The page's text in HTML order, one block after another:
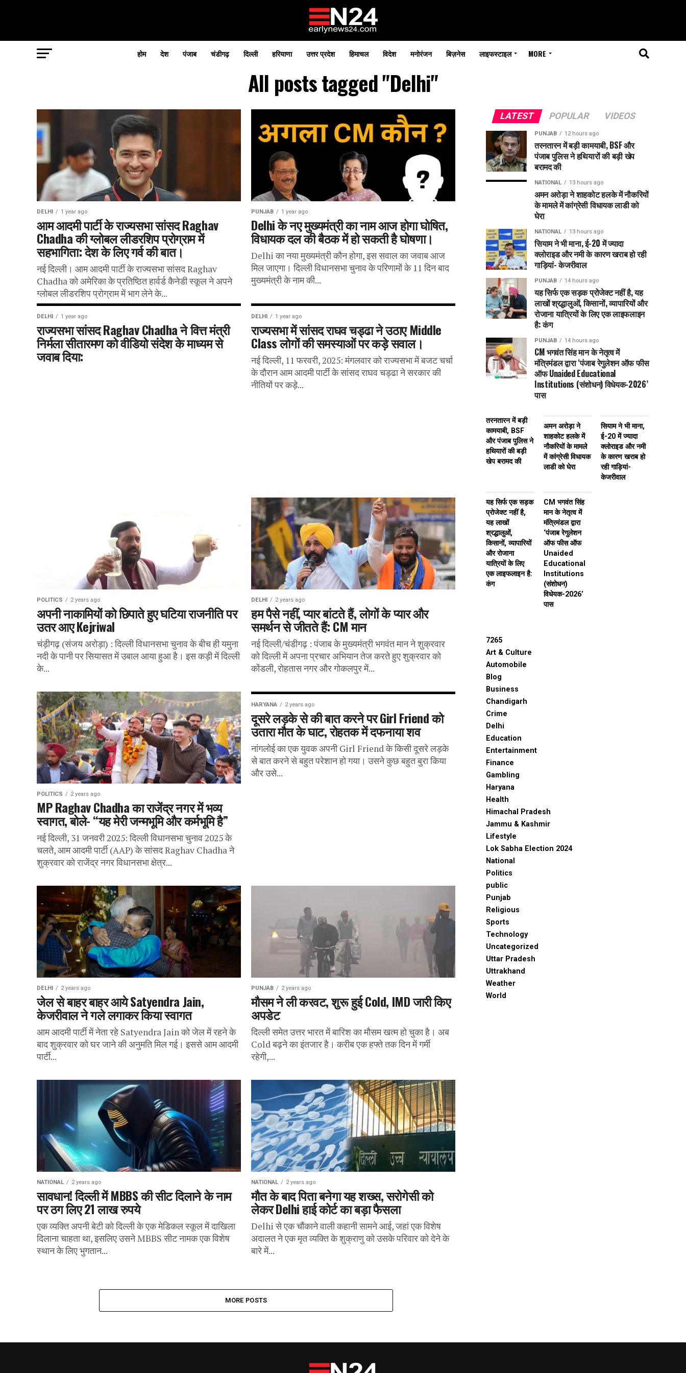
होम देश पंजाब चंडीगढ़ दिल्ली हरियाणा उत्तर प्रदेश हिमाचल विदेश मनोरंजन बिज़नेस लाइफस्टाइल MORE
All posts tagged "Delhi"
DELHI 1 year ago
आम आदमी पार्टी के राज्यसभा सांसद Raghav
Chadha की ग्लोबल लीडरशिप प्रोग्राम में
सहभागिता: देश के लिए गर्व की बात।
नई दिल्ली। आम आदमी पार्टी के राज्यसभा सांसद Raghav
Chadha को अमेरिका के प्रतिष्ठित हार्वर्ड कैनेडी स्कूल ने अपने
ग्लोबल लीडरशिप प्रोग्राम में भाग लेने के...
PUNJAB 1 year ago
Delhi के नए मुख्यमंत्री का नाम आज होगा घोषित,
विधायक दल की बैठक में हो सकती है घोषणा।
Delhi का नया मुख्यमंत्री कौन होगा, इस सवाल का जवाब आज
मिल जाएगा। दिल्ली विधानसभा चुनाव के परिणामों के 11 दिन बाद
मुख्यमंत्री के नाम की...
DELHI 1 year ago
राज्यसभा सांसद Raghav Chadha ने वित्त मंत्री
निर्मला सीतारमण को वीडियो संदेश के माध्यम से
जवाब दिया:
DELHI 1 year ago
राज्यसभा में सांसद राघव चड्ढा ने उठाए Middle
Class लोगों की समस्याओं पर कड़े सवाल।
नई दिल्ली, 11 फरवरी, 2025: मंगलवार को राज्यसभा में बजट चर्चा
के दौरान आम आदमी पार्टी के सांसद राघव चड्ढा ने सरकार की
नीतियों पर कड़े...
POLITICS 2 years ago
अपनी नाकामियों को छिपाते हुए घटिया राजनीति पर
उतर आए Kejriwal
चंड़ीगढ़ (संजय अरोड़ा) : दिल्ली विधानसभा चुनाव के बीच ही यमुना
नदी के पानी पर सियासत में उबाल आया हुआ है। इस कड़ी में दिल्ली
के...
DELHI 2 years ago
हम पैसे नहीं, प्यार बांटते हैं, लोगों के प्यार और
समर्थन से जीतते हैं: CM मान
नई दिल्ली/चंडीगढ़ : पंजाब के मुख्यमंत्री भगवंत मान ने शुक्रवार
को दिल्ली में अपना प्रचार अभियान तेज करते हुए शुक्रवार को
कोंडली, रोहतास नगर और गोकलपुर में...
POLITICS 2 years ago
MP Raghav Chadha का राजेंद्र नगर में भव्य
स्वागत, बोले- “यह मेरी जन्मभूमि और कर्मभूमि है”
नई दिल्ली, 31 जनवरी 2025: दिल्ली विधानसभा चुनाव 2025 के
चलते, आम आदमी पार्टी (AAP) के सांसद Raghav Chadha ने
शुक्रवार को राजेंद्र नगर विधानसभा क्षेत्र...
HARYANA 2 years ago
दूसरे लड़के से की बात करने पर Girl Friend को
उतारा मौत के घाट, रोहतक में दफनाया शव
नांगलोई का एक युवक अपनी Girl Friend के किसी दूसरे लड़के
से बात करने से बहुत परेशान हो गया। उसने कुछ बहुत बुरा किया
और उसे...
DELHI 2 years ago
जेल से बाहर बाहर आये Satyendra Jain,
केजरीवाल ने गले लगाकर किया स्वागत
आम आदमी पार्टी में नेता रहे Satyendra Jain को जेल में रहने के
बाद शुक्रवार को घर जाने की अनुमति मिल गई। इससे आम आदमी
पार्टी...
PUNJAB 2 years ago
मौसम ने ली करवट, शुरू हुई Cold, IMD जारी किए
अपडेट
दिल्ली समेत उत्तर भारत में बारिश का मौसम खत्म हो चुका है। अब
Cold बढ़ने का इंतजार है। करीब एक हफ्ते तक दिन में गर्मी
रहेगी,...
NATIONAL 2 years ago
सावधान! दिल्ली में MBBS की सीट दिलाने के नाम
पर ठग लिए 21 लाख रुपये
एक व्यक्ति अपनी बेटी को दिल्ली के एक मेडिकल स्कूल में दाखिला
दिलाना चाहता था, इसलिए उसने MBBS सीट नामक एक विशेष
स्थान के लिए भुगतान...
NATIONAL 2 years ago
मौत के बाद पिता बनेगा यह शख्स, सरोगेसी को
लेकर Delhi हाई कोर्ट का बड़ा फैसला
Delhi से एक चौंकाने वाली कहानी सामने आई, जहां एक विशेष
अदालत ने एक मृत व्यक्ति के शुक्राणु को उसके परिवार को देने के
बारे में...
MORE POSTS
LATEST POPULAR VIDEOS
PUNJAB 12 hours ago
तरनतारन में बड़ी कामयाबी, BSF और
पंजाब पुलिस ने हथियारों की बड़ी खेप
बरामद की
NATIONAL 13 hours ago
अमन अरोड़ा ने शाहकोट हलके में नौकरियों
के मामले में कांग्रेसी विधायक लाडी को
घेरा
NATIONAL 13 hours ago
सियाम ने भी माना, ई-20 में ज्यादा
क्लोराइड और नमी के कारण खराब हो रही
गाड़ियां- केजरीवाल
PUNJAB 14 hours ago
यह सिर्फ एक सड़क प्रोजेक्ट नहीं है, यह
लाखों श्रद्धालुओं, किसानों, व्यापारियों और
रोजाना यात्रियों के लिए एक लाइफलाइन
है: कंग
PUNJAB 14 hours ago
CM भगवंत सिंह मान के नेतृत्व में
मंत्रिमंडल द्वारा ‘पंजाब रेगुलेशन ऑफ फीस
ऑफ Unaided Educational
Institutions (संशोधन) विधेयक-2026’
पास
तरनतारन में बड़ी
कामयाबी, BSF
और पंजाब पुलिस ने
हथियारों की बड़ी
खेप बरामद की
अमन अरोड़ा ने
शाहकोट हलके में
नौकरियों के मामले
में कांग्रेसी विधायक
लाडी को घेरा
सियाम ने भी माना,
ई-20 में ज्यादा
क्लोराइड और नमी
के कारण खराब हो
रही गाड़ियां-
केजरीवाल
यह सिर्फ एक सड़क
प्रोजेक्ट नहीं है,
यह लाखों
श्रद्धालुओं,
किसानों, व्यापारियों
और रोजाना
यात्रियों के लिए
एक लाइफलाइन है:
कंग
CM भगवंत सिंह
मान के नेतृत्व में
मंत्रिमंडल द्वारा
‘पंजाब रेगुलेशन
ऑफ फीस ऑफ
Unaided
Educational
Institutions
(संशोधन)
विधेयक-2026’
पास
7265
Art & Culture
Automobile
Blog
Business
Chandigarh
Crime
Delhi
Education
Entertainment
Finance
Gambling
Haryana
Health
Himachal Pradesh
Jammu & Kashmir
Lifestyle
Lok Sabha Election 2024
National
Politics
public
Punjab
Religious
Sports
Technology
Uncategorized
Uttar Pradesh
Uttrakhand
Weather
World